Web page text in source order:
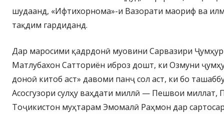
шудаанд, «Ифтихорнома»-и Вазорати маориф ва
тақдим гардиданд.
Дар маросими қадрдонӣ муовини Сарвазири
Матлубахон Сатториён иброз дошт, ки Озмуни
доноӣ китоб аст» давоми панҷ сол аст, ки бо
Асосгузори сулҳу ваҳдати миллӣ — Пешвои миллат,
Тоҷикистон муҳтарам Эмомалӣ Раҳмон дар